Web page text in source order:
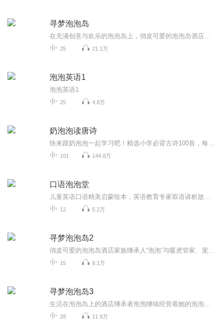
寻梦泡泡岛
25 21.1万
泡泡英语1
泡泡英语1
25 4.8万
奶泡泡读唐诗
101 144.8万
口语泡泡堂
12 5.2万
寻梦泡泡岛2
15 8.1万
寻梦泡泡岛3
28 11.9万